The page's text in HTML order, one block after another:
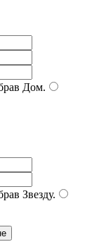
Дом.
Звезду.